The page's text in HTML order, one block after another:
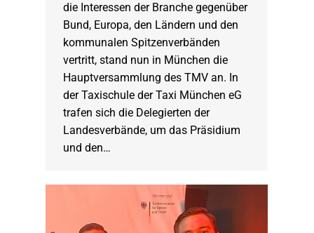
die Interessen der Branche gegenüber
Bund, Europa, den Ländern und den
kommunalen Spitzenverbänden
vertritt, stand nun in München die
Hauptversammlung des TMV an. In
der Taxischule der Taxi München eG
trafen sich die Delegierten der
Landesverbände, um das Präsidium
und den…